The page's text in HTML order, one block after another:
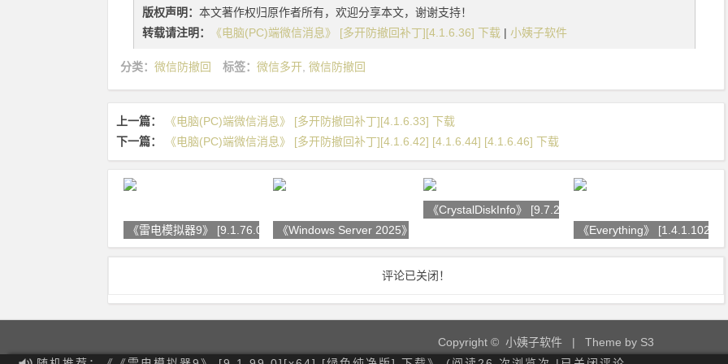
版权声明：本文著作权归原作者所有，欢迎分享本文，谢谢支持！
转载请注明：
《电脑(PC)端微信消息》 [多开防撤回补丁][4.1.6.36] 下载 | 小姨子软件
分类： 微信防撤回 标签： 微信多开 微信防撤回
上一篇：
《电脑(PC)端微信消息》 [多开防撤回补丁][4.1.6.33] 下载
下一篇：
《电脑(PC)端微信消息》 [多开防撤回补丁][4.1.6.42] [4.1.6.44] [4.1.6.46] 下载
《雷电模拟器9》 [9.1.76.0][x64《Windows Server 2025》 [202
《CrystalDiskInfo》 [9.7.2]
《Everything》 [1.4.1.1028] [
评论已关闭！
Copyright © 小姨子软件 | Theme by S3